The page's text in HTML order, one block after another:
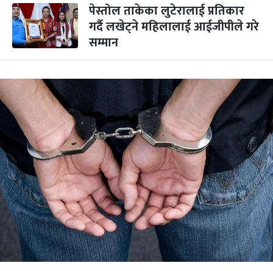
पेस्तोल ताकेका लुटेरालाई प्रतिकार
गर्दै लखेट्ने महिलालाई आईजीपीले गरे
सम्मान